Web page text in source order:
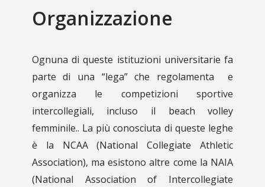
Organizzazione
Ognuna di queste istituzioni universitarie fa
parte di una “lega” che regolamenta e
organizza le competizioni sportive
intercollegiali, incluso il beach volley
femminile.. La più conosciuta di queste leghe
è la NCAA (National Collegiate Athletic
Association), ma esistono altre come la NAIA
(National Association of Intercollegiate